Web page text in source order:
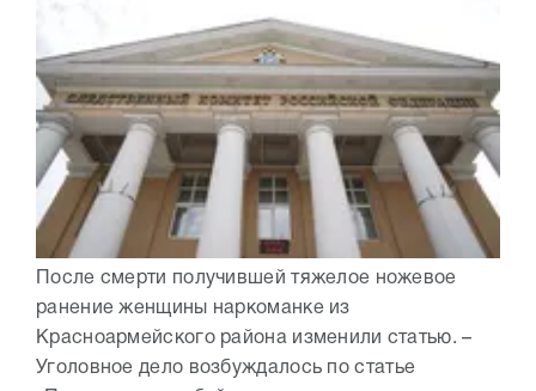
После смерти получившей тяжелое ножевое
ранение женщины наркоманке из
Красноармейского района изменили статью. –
Уголовное дело возбуждалось по статье